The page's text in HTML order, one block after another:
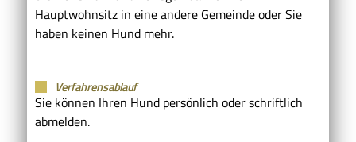
Hauptwohnsitz in eine andere Gemeinde oder Sie
haben keinen Hund mehr.
Verfahrensablauf
Sie können Ihren Hund persönlich oder schriftlich
abmelden.